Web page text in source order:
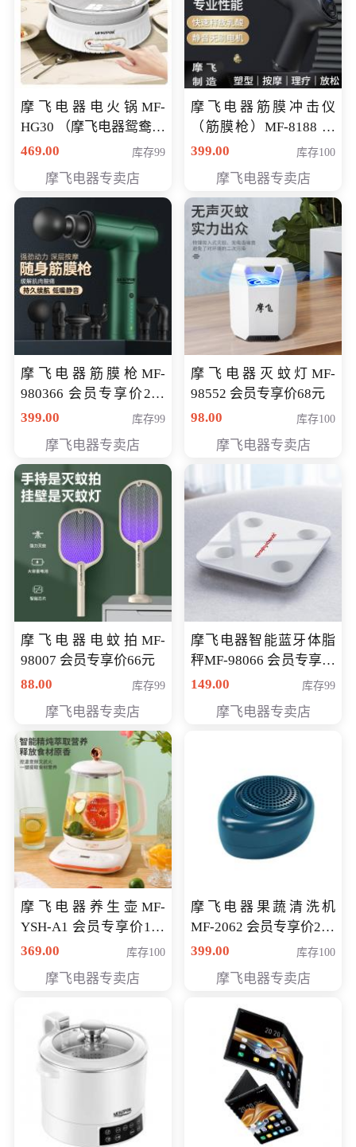
摩飞电器电火锅MF-
HG30 （摩飞电器鸳鸯锅
MF-HG30 ） 会员专享价
469.00 库存99
摩飞电器专卖店
摩飞电器筋膜冲击仪
（筋膜枪）MF-8188 会
员专享价268元
399.00 库存100
摩飞电器专卖店
摩飞电器筋膜枪MF-
980366 会员专享价299
元
399.00 库存99
摩飞电器专卖店
摩飞电器灭蚊灯MF-
98552 会员专享价68元
98.00
库存100
摩飞电器专卖店
摩飞电器电蚊拍MF-
98007 会员专享价66元
88.00
库存99
摩飞电器专卖店
摩飞电器智能蓝牙体脂
秤MF-98066 会员专享价
98元
149.00 库存99
摩飞电器专卖店
摩飞电器养生壶MF-
YSH-A1 会员专享价198
元
369.00 库存100
摩飞电器专卖店
摩飞电器果蔬清洗机
MF-2062 会员专享价268
元
399.00 库存100
摩飞电器专卖店